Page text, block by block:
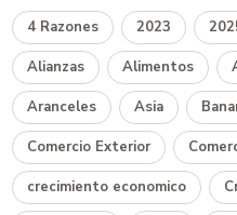
4 Razones 2023
Alianzas Alimentos
Aranceles Asia
Comercio Exterior
crecimiento economico